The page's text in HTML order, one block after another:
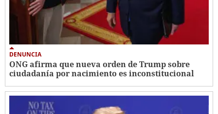
DENUNCIA
ONG afirma que nueva orden de Trump sobre
ciudadanía por nacimiento es inconstitucional